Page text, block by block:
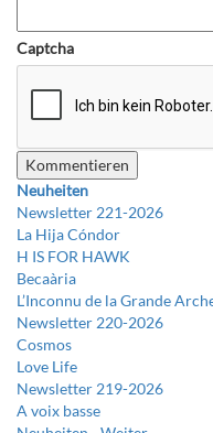
Captcha
Neuheiten
Newsletter 221-2026
La Hija Cóndor
H IS FOR HAWK
Becaària
L’Inconnu de la Grande
Newsletter 220-2026
Cosmos
Love Life
Newsletter 219-2026
A voix basse